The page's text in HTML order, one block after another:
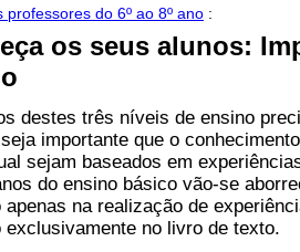
professores do 6º ao 8º ano :
os seus alunos:
destes três níveis de ensino
importante que o
sejam baseados em
do ensino básico vão-se
apenas na realização de
exclusivamente no livro de texto.